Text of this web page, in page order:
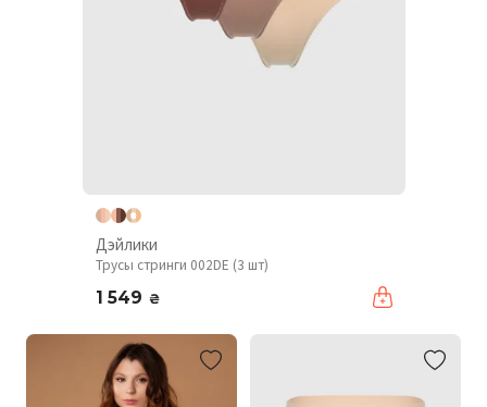
Дэйлики
Трусы стринги 002DE (3 шт)
1 549 ₴